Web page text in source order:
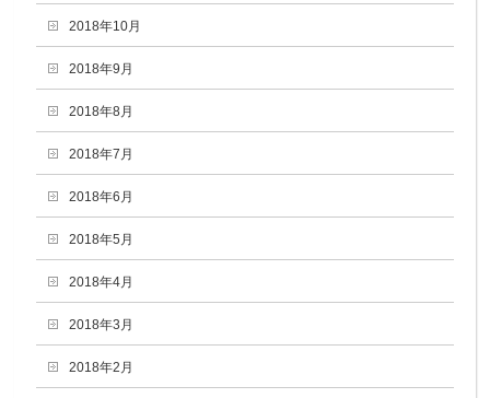
2018年10月
2018年9月
2018年8月
2018年7月
2018年6月
2018年5月
2018年4月
2018年3月
2018年2月